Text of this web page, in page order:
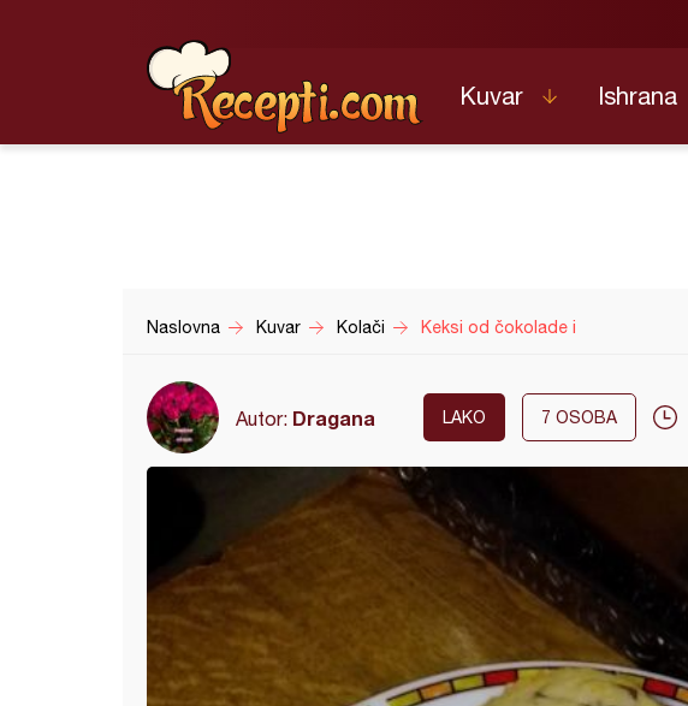
Kuvar Ishrana
Naslovna Kuvar Kolači Keksi od čokolade i
Autor: Dragana LAKO 7 OSOBA